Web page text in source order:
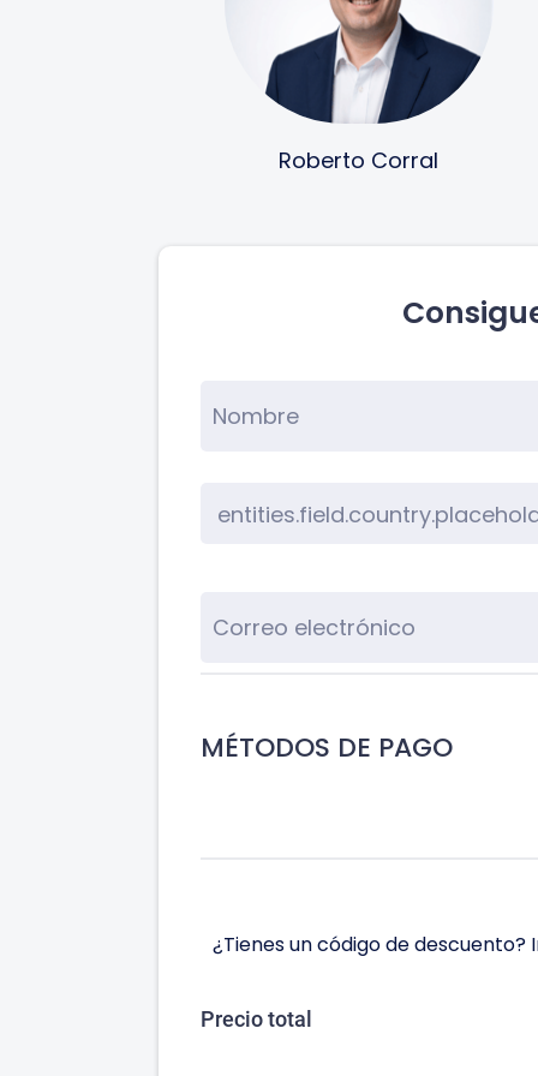
Roberto Corral
MÉTODOS DE PAGO
¿Tienes un código de descuento?
Precio total